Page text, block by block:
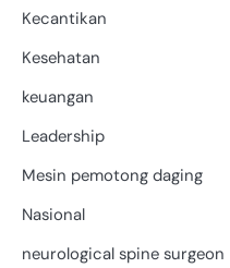
Kecantikan
Kesehatan
keuangan
Leadership
Mesin pemotong daging
Nasional
neurological spine surgeon